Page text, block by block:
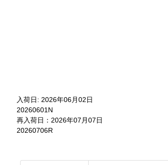
入荷日: 2026年06月02日
20260601N
再入荷日：2026年07月07日
20260706R